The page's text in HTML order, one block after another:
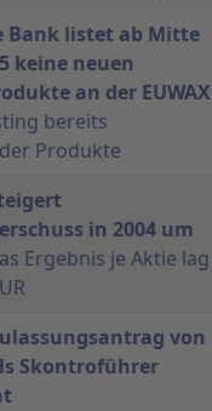
Bank listet ab Mitte
keine neuen
an der EUWAX
bereits
Produkte
in 2004 um
Ergebnis je Aktie lag
von
Skontroführer